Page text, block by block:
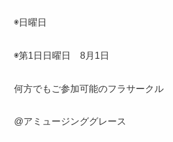
◉日曜日
◉第1日日曜日 8月1日
何方でもご参加可能のフラサークル
@アミュージンググレース